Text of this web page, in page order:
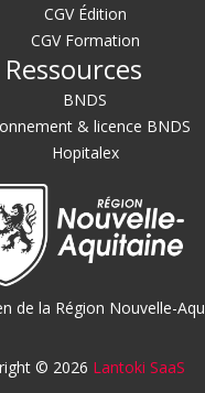
CGV Édition
CGV Formation
Ressources
BNDS
& licence BNDS
Hopitalex
de la Région Nouvelle-
© 2026 Lantoki SaaS